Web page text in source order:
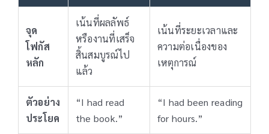
จุด
โฟกัส
หลัก
เน้นที่ผลลัพธ์
หรืองานที่เสร็จ
สิ้นสมบูรณ์ไป
แล้ว
เน้นที่ระยะเวลาและ
ความต่อเนื่องของ
เหตุการณ์
ตัวอย่าง
ประโยค
“I had read
the book.”
“I had been reading
for hours.”